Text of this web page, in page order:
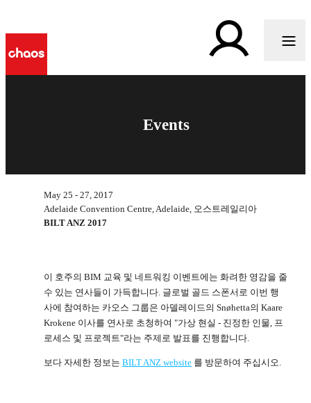
Events
May 25 - 27, 2017
Adelaide Convention Centre, Adelaide, 오스트레일리아
BILT ANZ 2017
이 호주의 BIM 교육 및 네트워킹 이벤트에는 화려한 영감을 줄
수 있는 연사들이 가득합니다. 글로벌 골드 스폰서로 이번 행
사에 참여하는 카오스 그룹은 아델레이드의 Snøhetta의 Kaare
Krokene 이사를 연사로 초청하여 "가상 현실 - 진정한 인물, 프
로세스 및 프로젝트"라는 주제로 발표를 진행합니다.
보다 자세한 정보는 BILT ANZ website 를 방문하여 주십시오.